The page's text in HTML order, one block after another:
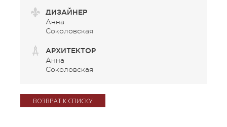
ДИЗАЙНЕР
Анна
Соколовская
АРХИТЕКТОР
Анна
Соколовская
ВОЗВРАТ К СПИСКУ